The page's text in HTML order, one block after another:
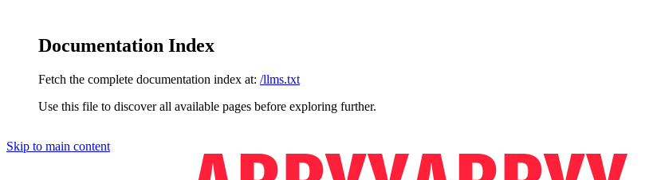
Documentation Index
Fetch the complete documentation index at: /llms.txt
Use this file to discover all available pages before exploring further.
Skip to main content